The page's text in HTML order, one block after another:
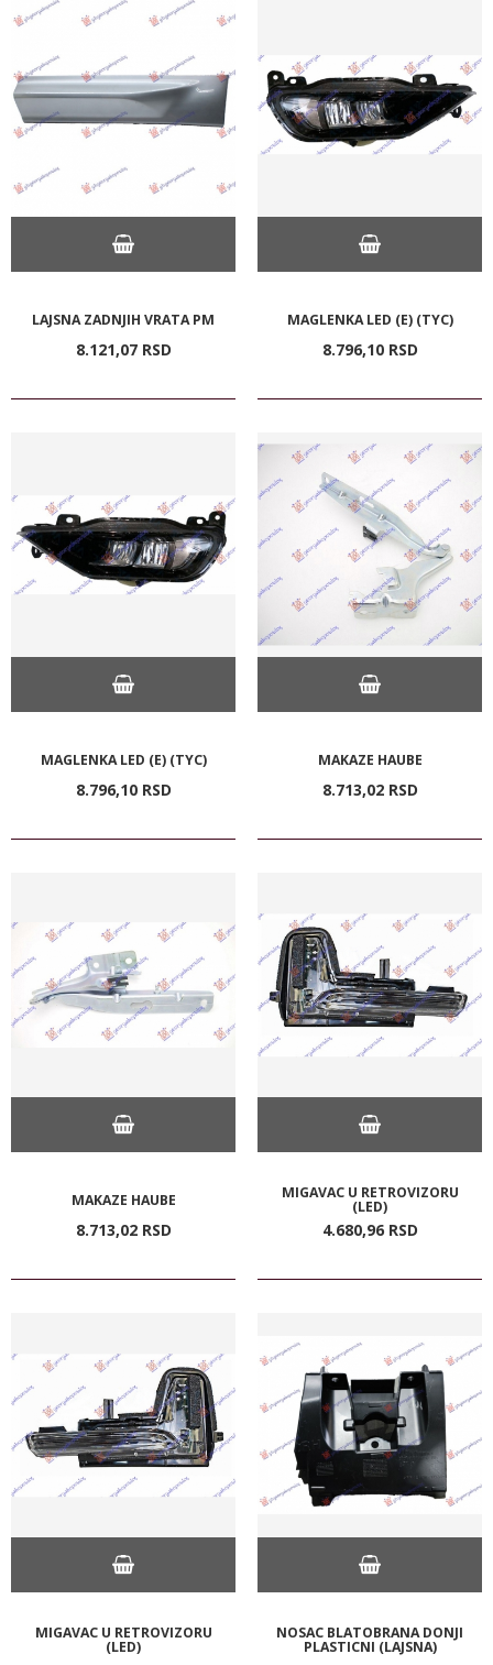
LAJSNA ZADNJIH VRATA PM
8.121,07 RSD
MAGLENKA LED (E) (TYC)
8.796,10 RSD
MAGLENKA LED (E) (TYC)
8.796,10 RSD
MAKAZE HAUBE
8.713,02 RSD
MAKAZE HAUBE
8.713,02 RSD
MIGAVAC U RETROVIZORU
(LED)
4.680,96 RSD
MIGAVAC U RETROVIZORU
(LED)
NOSAC BLATOBRANA DONJI
PLASTICNI (LAJSNA)